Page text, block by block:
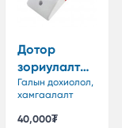
Дотор
зориулалтын
утастай
дохиоллын
сирен
Галын дохиолол,
хамгаалалт
40,000₮